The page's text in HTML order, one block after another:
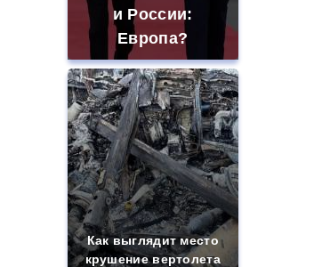
и России:
Европа?
Как выглядит место
крушение вертолета